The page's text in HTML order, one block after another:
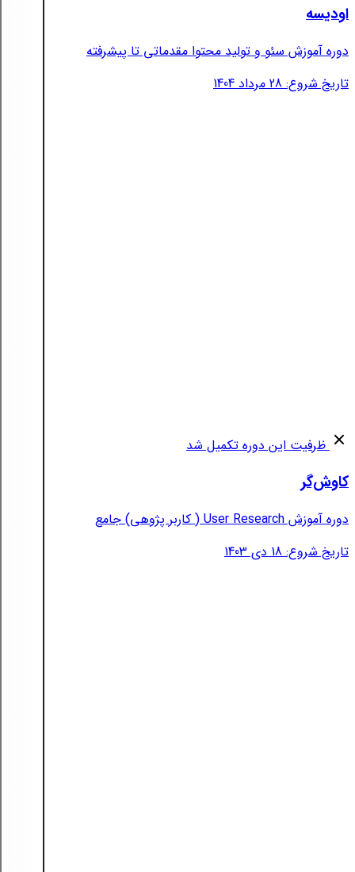
اودیسه
دوره آموزش سئو و تولید محتوا مقدماتی تا پیشرفته
تاریخ شروع: 28 مرداد 1404
ظرفیت این دوره تکمیل شد
کاوش‌گر
دوره آموزش User Research ( کاربر پژوهی) جامع
تاریخ شروع: 18 دی 1403